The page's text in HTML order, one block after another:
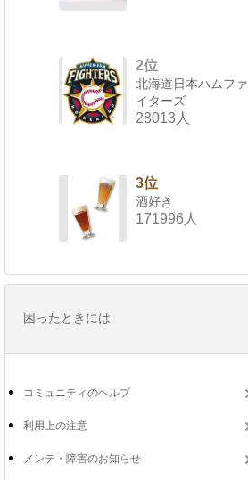
2位
北海道日本ハムファ
イターズ
28013人
3位
酒好き
171996人
困ったときには
コミュニティのヘルプ
利用上の注意
メンテ・障害のお知らせ